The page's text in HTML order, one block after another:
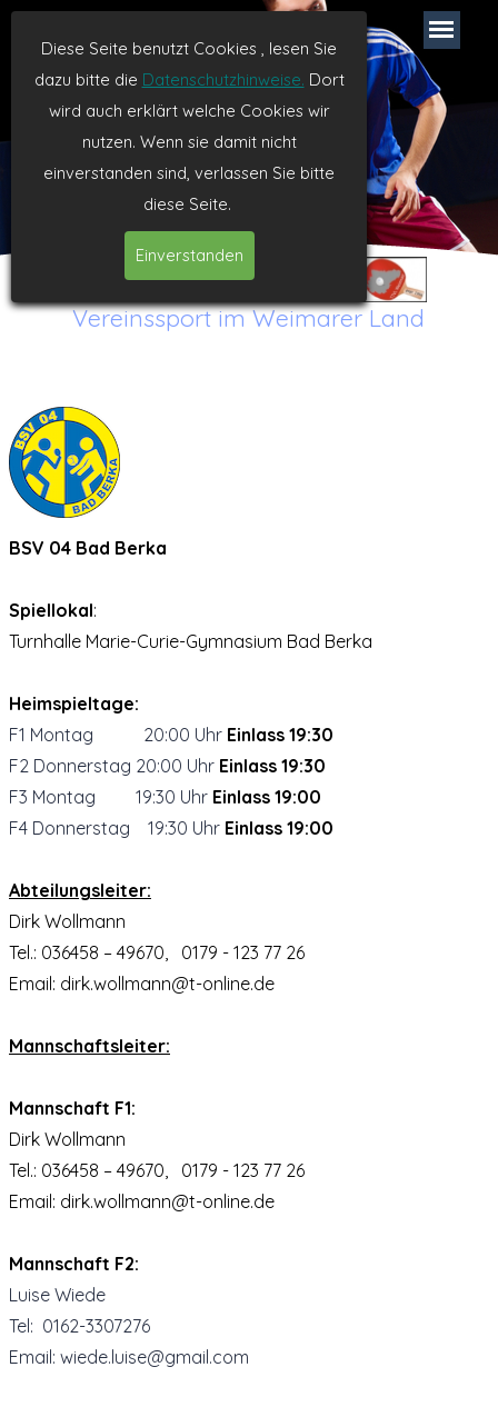
Tischtennis seit 1994
TTVL Weimar
Vereinssport im Weimarer Land
BSV 04 Bad Berka
Spiellokal:
Turnhalle Marie-Curie-Gymnasium Bad Berka
Heimspieltage:
F1 Montag
20:00 Uhr Einlass 19:30
F2 Donnerstag 20:00 Uhr Einlass 19:30
F3 Montag
19:30 Uhr Einlass 19:00
F4 Donnerstag 19:30 Uhr Einlass 19:00
Abteilungsleiter:
Dirk Wollmann
Tel.: 036458 – 49670, 0179 - 123 77 26
Email: dirk.wollmann@t-online.de
Mannschaftsleiter:
Mannschaft F1:
Dirk Wollmann
Tel.: 036458 – 49670, 0179 - 123 77 26
Email: dirk.wollmann@t-online.de
Mannschaft F2:
Luise Wiede
Tel: 0162-3307276
Email: wiede.luise@gmail.com
Diese Seite benutzt Cookies , lesen Sie
dazu bitte die Datenschutzhinweise. Dort
wird auch erklärt welche Cookies wir
nutzen. Wenn sie damit nicht
einverstanden sind, verlassen Sie bitte
diese Seite.
Einverstanden